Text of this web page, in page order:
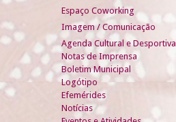
Espaço Coworking
Imagem / Comunicação
Agenda Cultural e Desportiva
Notas de Imprensa
Boletim Municipal
Logótipo
Efemérides
Notícias